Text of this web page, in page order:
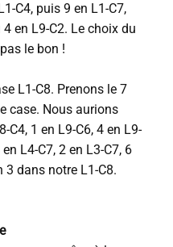
C4, puis 9 en L1-C7,
en L9-C2. Le choix du
le bon !
L1-C8. Prenons le 7
case. Nous aurions
C4, 1 en L9-C6, 4 en L9-
L4-C7, 2 en L3-C7, 6
3 dans notre L1-C8.